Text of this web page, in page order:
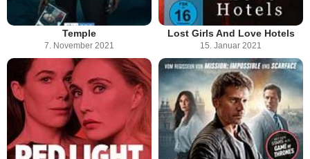
Temple
7. November 2021
Lost Girls And Love Hotels
15. Januar 2021